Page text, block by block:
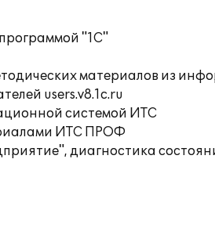
"1С"
материалов из
users.v8.1c.ru
системой ИТС
ИТС ПРОФ
диагностика